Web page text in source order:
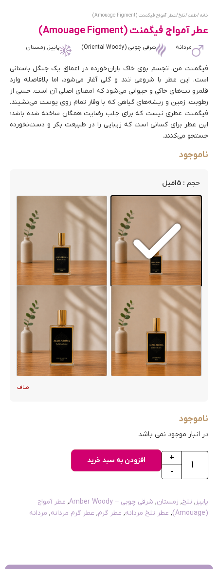
خانه/طعم/تلخ/ عطر آمواج فیگمنت (Amouage Figment)
عطر آمواج فیگمنت (Amouage Figment)
مردانه شرقی چوبی (Oriental Woody) پاییز, زمستان
فیگمنت من، تجسم بوی خاک باران‌خورده در اعماق یک جنگل باستانی
است. این عطر با شروعی تند و گلی آغاز می‌شود، اما بلافاصله وارد
قلمرو نت‌های خاکی و حیوانی می‌شود که امضای اصلی آن است. حسی از
رطوبت، زمین و ریشه‌های گیاهی که با وقار تمام روی پوست می‌نشیند.
فیگمنت عطری نیست که برای جلب رضایت همگان ساخته شده باشد؛
این عطر برای کسانی است که زیبایی را در طبیعت بکر و دست‌نخورده
جستجو می‌کنند.
ناموجود
حجم : 15میل
صاف
ناموجود
در انبار موجود نمی باشد
-
+ افزودن به سبد خرید
پاییز, تلخ, زمستان, شرقی چوبی – Amber Woody , عطر آمواج
(Amouage)
, عطر تلخ مردانه, عطر گرم, عطر گرم مردانه, مردانه